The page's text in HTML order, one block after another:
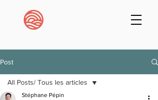
Post
All Posts/ Tous les articles
Stéphane Pépin